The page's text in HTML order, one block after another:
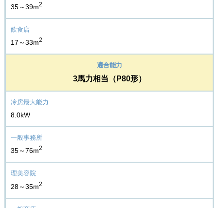
35～39m2
17～33m2
3馬力相当（P80形）
8.0kW
35～76m2
28～35m2